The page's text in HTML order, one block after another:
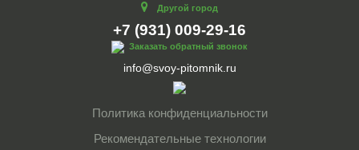
Другой город
+7 (931) 009-29-16
Заказать обратный звонок
info@svoy-pitomnik.ru
Политика конфиденциальности
Рекомендательные технологии